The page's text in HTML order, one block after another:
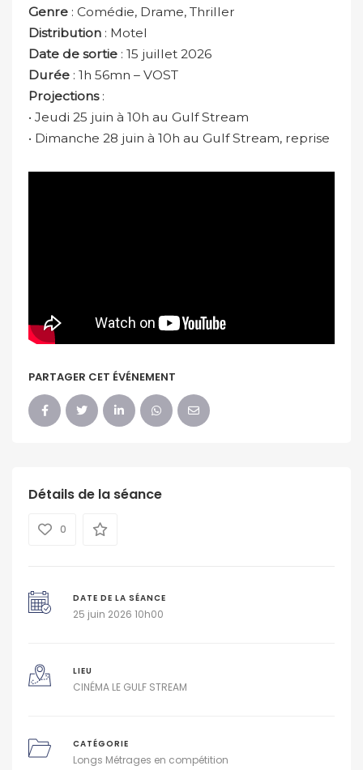
Genre : Comédie, Drame, Thriller
Distribution : Motel
Date de sortie : 15 juillet 2026
Durée : 1h 56mn – VOST
Projections:
• Jeudi 25 juin à 10h au Gulf Stream
• Dimanche 28 juin à 10h au Gulf Stream, reprise
PARTAGER CET ÉVÉNEMENT
Détails de la séance
0
DATE DE LA SÉANCE
25 juin 2026 10h00
LIEU
CINÉMA LE GULF STREAM
CATÉGORIE
Longs Métrages en compétition